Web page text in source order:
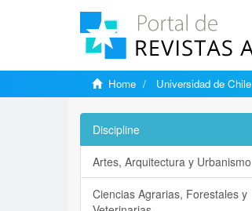
Home Universidad de Chile
Discipline
Artes, Arquitectura y Urbanismo
Ciencias Agrarias, Forestales y